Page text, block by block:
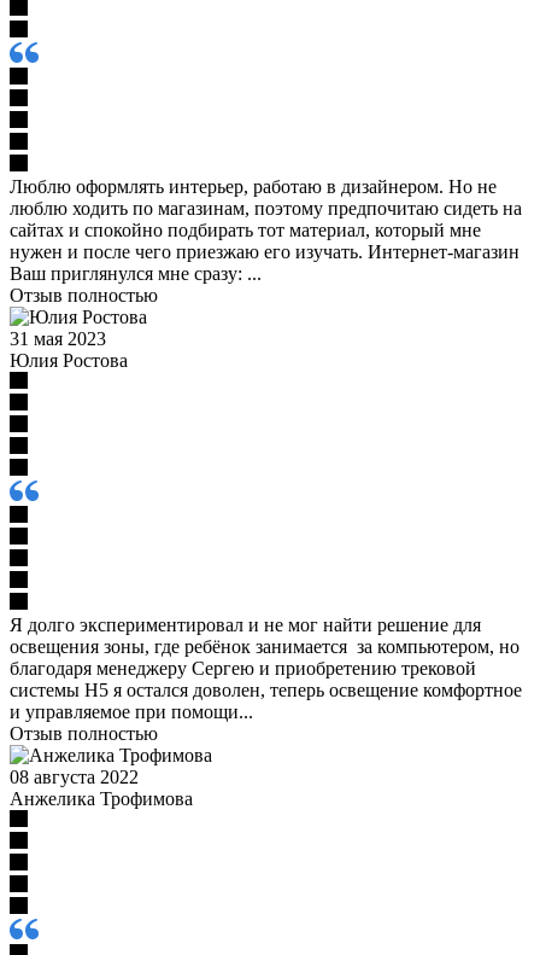
Люблю оформлять интерьер, работаю в дизайнером. Но не
люблю ходить по магазинам, поэтому предпочитаю сидеть на
сайтах и спокойно подбирать тот материал, который мне
нужен и после чего приезжаю его изучать. Интернет-магазин
Ваш приглянулся мне сразу: ...
Отзыв полностью
31 мая 2023
Юлия Ростова
Я долго экспериментировал и не мог найти решение для
освещения зоны, где ребёнок занимается за компьютером, но
благодаря менеджеру Сергею и приобретению трековой
системы Н5 я остался доволен, теперь освещение комфортное
и управляемое при помощи...
Отзыв полностью
08 августа 2022
Анжелика Трофимова